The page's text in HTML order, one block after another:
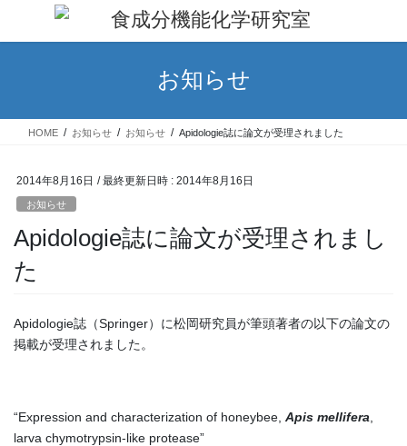
テ
ス
ゲ
ン
お知らせ
HOME お知らせ お知らせ Apidologie誌に論文が受理されました
2014年8月16日 / 最終更新日時 : 2014年8月16日
お知らせ
Apidologie誌に論文が受理されまし
た
Apidologie誌（Springer）に松岡研究員が筆頭著者の以下の論文の
掲載が受理されました。
“Expression and characterization of honeybee, Apis mellifera
larva chymotrypsin-like protease”